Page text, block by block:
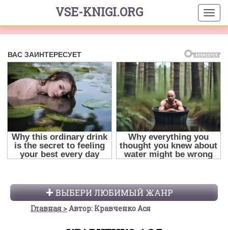
VSE-KNIGI.ORG
ВЫБЕРИ ЛЮБИМЫЙ ЖАНР
Главная Автор: Кравченко Ася